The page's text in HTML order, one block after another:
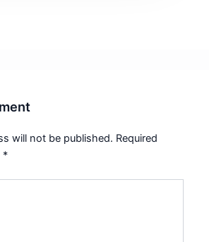
will not be published. Required
*